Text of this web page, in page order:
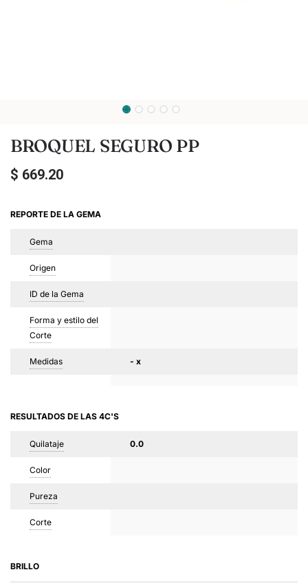
BROQUEL SEGURO PP
$ 669.20
REPORTE DE LA GEMA
Gema
Origen
ID de la Gema
Forma y estilo del
Corte
Medidas - x
RESULTADOS DE LAS 4C'S
Quilataje 0.0
Color
Pureza
Corte
BRILLO